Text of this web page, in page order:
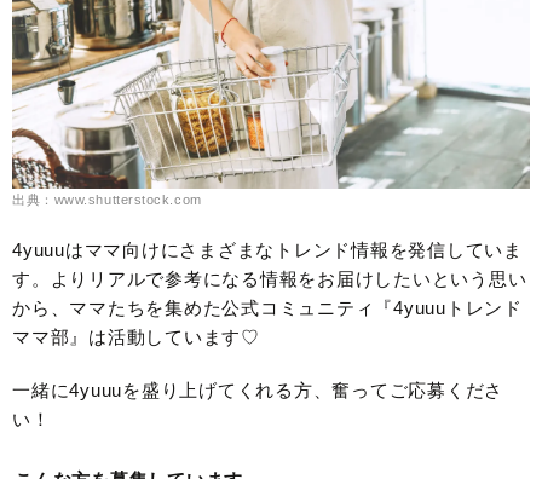
出典：www.shutterstock.com
4yuuuはママ向けにさまざまなトレンド情報を発信していま
す。よりリアルで参考になる情報をお届けしたいという思い
から、ママたちを集めた公式コミュニティ『4yuuuトレンド
ママ部』は活動しています♡
一緒に4yuuuを盛り上げてくれる方、奮ってご応募くださ
い！